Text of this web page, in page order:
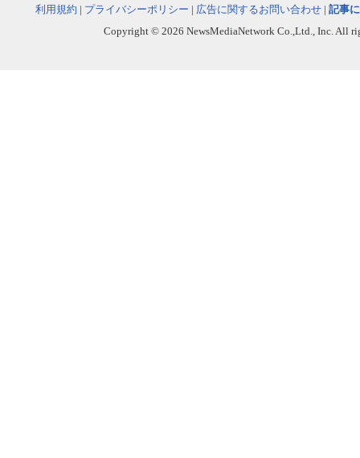
利用規約 | プライバシーポリシー | 広告に関するお問い合わせ | 記事
Copyright © 2026 NewsMediaNetwork Co.,Ltd., Inc. All